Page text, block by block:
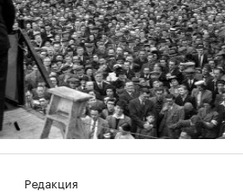
Редакция